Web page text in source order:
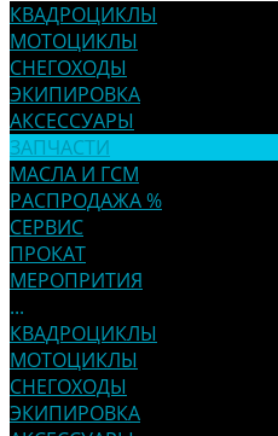
КВАДРОЦИКЛЫ
МОТОЦИКЛЫ
СНЕГОХОДЫ
ЭКИПИРОВКА
АКСЕССУАРЫ
ЗАПЧАСТИ
МАСЛА И ГСМ
РАСПРОДАЖА %
СЕРВИС
ПРОКАТ
МЕРОПРИТИЯ
...
КВАДРОЦИКЛЫ
МОТОЦИКЛЫ
СНЕГОХОДЫ
ЭКИПИРОВКА